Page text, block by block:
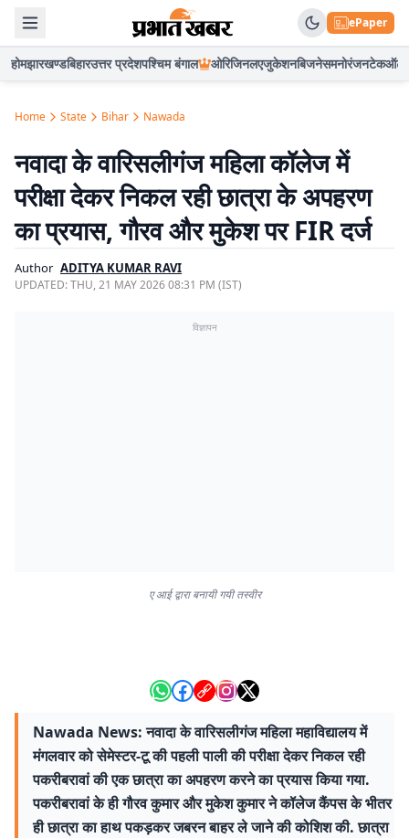
ePaper
होमझारखण्डबिहारउत्तर प्रदेशपश्चिम बंगाल ओरिजिनलएजुकेशनबिजनेसमनोरंजनटेकऑटो
Home State Bihar Nawada
नवादा के वारिसलीगंज महिला कॉलेज में
परीक्षा देकर निकल रही छात्रा के अपहरण
का प्रयास, गौरव और मुकेश पर FIR दर्ज
Author ADITYA KUMAR RAVI
UPDATED:THU, 21 MAY 2026 08:31 PM (IST)
विज्ञापन
ए आई द्वारा बनायी गयी तस्वीर
Nawada News: नवादा के वारिसलीगंज महिला महाविद्यालय में
मंगलवार को सेमेस्टर-टू की पहली पाली की परीक्षा देकर निकल रही
पकरीबरावां की एक छात्रा का अपहरण करने का प्रयास किया गया.
पकरीबरावां के ही गौरव कुमार और मुकेश कुमार ने कॉलेज कैंपस के भीतर
ही छात्रा का हाथ पकड़कर जबरन बाहर ले जाने की कोशिश की. छात्रा